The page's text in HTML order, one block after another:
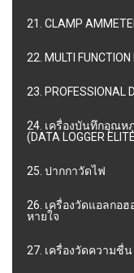
21. CLAMP
22. MULTI FUNCTION
23. PROFESSIONAL
24. เครื่องบันทึกอุณ
(DATA LOGGER
25. ปากกาวัดไฟ
26. เครื่องวัดแอลกอ
หายใจ
27. เครื่องวัดความชื่